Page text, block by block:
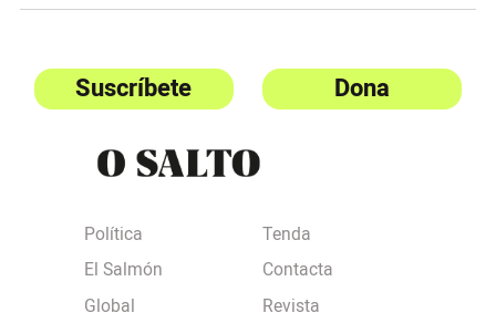
Suscríbete Dona
Política
El Salmón
Global
Tenda
Contacta
Revista